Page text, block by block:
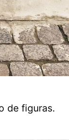
de figuras.